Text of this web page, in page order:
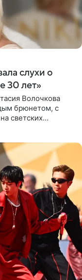
слухи о
30 лет»
Волочкова
брюнетом, с
светских